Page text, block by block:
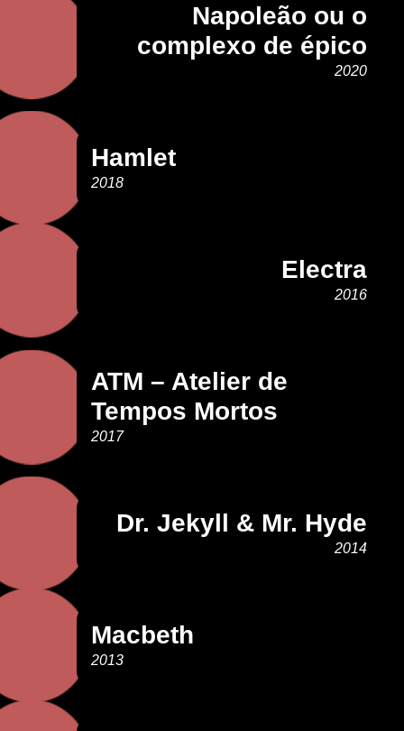
Napoleão ou o
complexo de épico
2020
Hamlet
2018
Electra
2016
ATM – Atelier de
Tempos Mortos
2017
Dr. Jekyll & Mr. Hyde
2014
Macbeth
2013